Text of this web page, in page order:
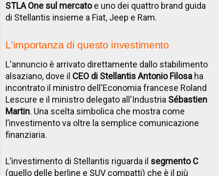
STLA One sul mercatoe uno dei quattro brand guida
di Stellantis insieme a Fiat, Jeep e Ram.
L’importanza di questo investimento
L'annuncio è arrivato direttamente dallo stabilimento
alsaziano, dove il CEO di Stellantis Antonio Filosa ha
incontrato il ministro dell'Economia francese Roland
Lescure e il ministro delegato all'Industria Sébastien
Martin. Una scelta simbolica che mostra come
l’investimento va oltre la semplice comunicazione
finanziaria.
L’investimento di Stellantis riguarda il segmento C
(quello delle berline e SUV compatti) che è il più